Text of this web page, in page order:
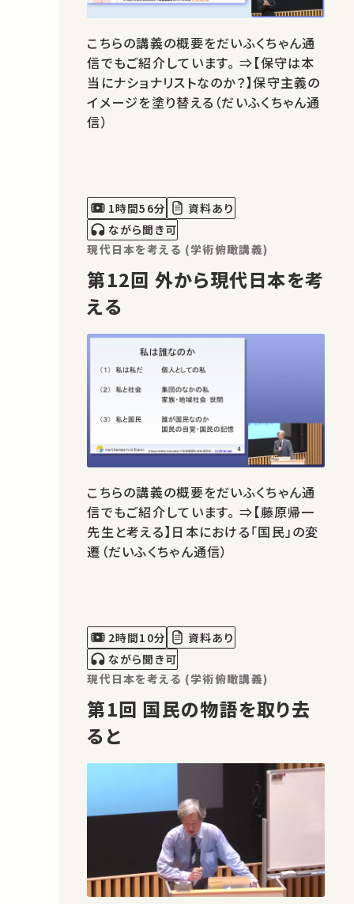
こちらの講義の概要をだいふくちゃん通
信でもご紹介しています。 ⇒【保守は本
当にナショナリストなのか？】保守主義の
イメージを塗り替える（だいふくちゃん通
信）
1時間56分
資料あり
ながら聞き可
現代日本を考える (学術俯瞰講義)
第12回 外から現代日本を考
える
こちらの講義の概要をだいふくちゃん通
信でもご紹介しています。 ⇒【​​藤原帰一
先生と考える】日本における「国民」の変
遷（だいふくちゃん通信）
2時間10分
資料あり
ながら聞き可
現代日本を考える (学術俯瞰講義)
第1回 国民の物語を取り去
ると